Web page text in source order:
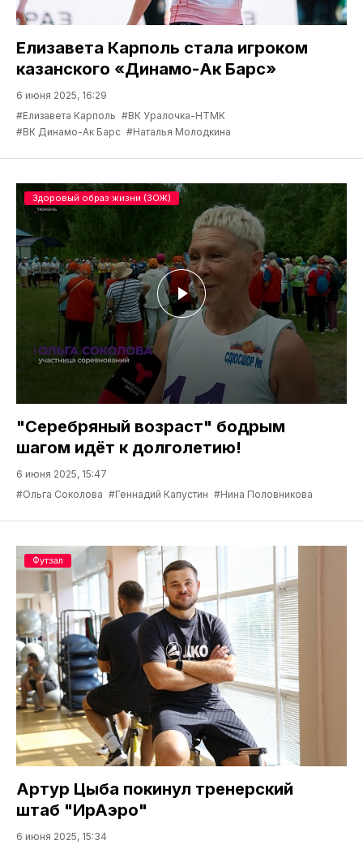
Елизавета Карполь стала игроком
казанского «Динамо-Ак Барс»
6 июня 2025, 16:29
#Елизавета Карполь #ВК Уралочка-НТМК
#ВК Динамо-Ак Барс #Наталья Молодкина
"Серебряный возраст" бодрым
шагом идёт к долголетию!
6 июня 2025, 15:47
#Ольга Соколова #Геннадий Капустин #Нина Половникова
Здоровый образ жизни (ЗОЖ)
Артур Цыба покинул тренерский
штаб "ИрАэро"
6 июня 2025, 15:34
Футзал